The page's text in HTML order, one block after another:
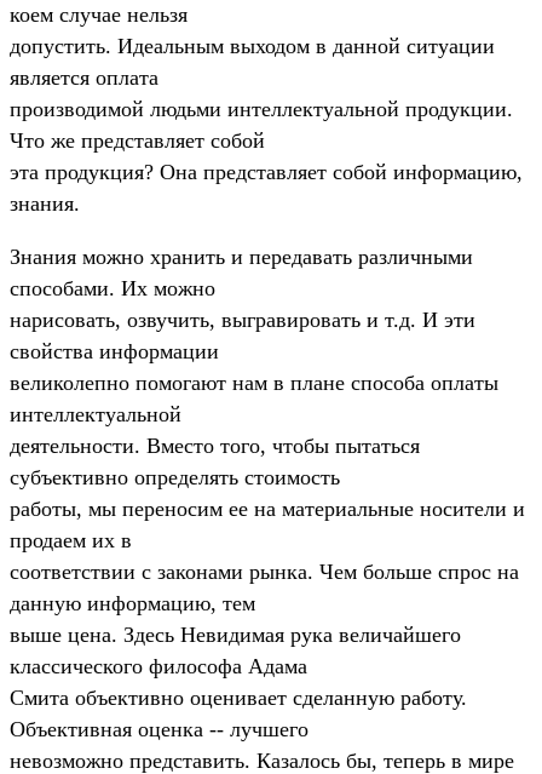
коем случае нельзя
допустить. Идеальным выходом в данной ситуации
является оплата
производимой людьми интеллектуальной продукции.
Что же представляет собой
эта продукция? Она представляет собой информацию,
знания.
Знания можно хранить и передавать различными
способами. Их можно
нарисовать, озвучить, выгравировать и т.д. И эти
свойства информации
великолепно помогают нам в плане способа оплаты
интеллектуальной
деятельности. Вместо того, чтобы пытаться
субъективно определять стоимость
работы, мы переносим ее на материальные носители и
продаем их в
соответствии с законами рынка. Чем больше спрос на
данную информацию, тем
выше цена. Здесь Hевидимая рука величайшего
классического философа Адама
Смита объективно оценивает сделанную работу.
Объективная оценка -- лучшего
невозможно представить. Казалось бы, теперь в мире